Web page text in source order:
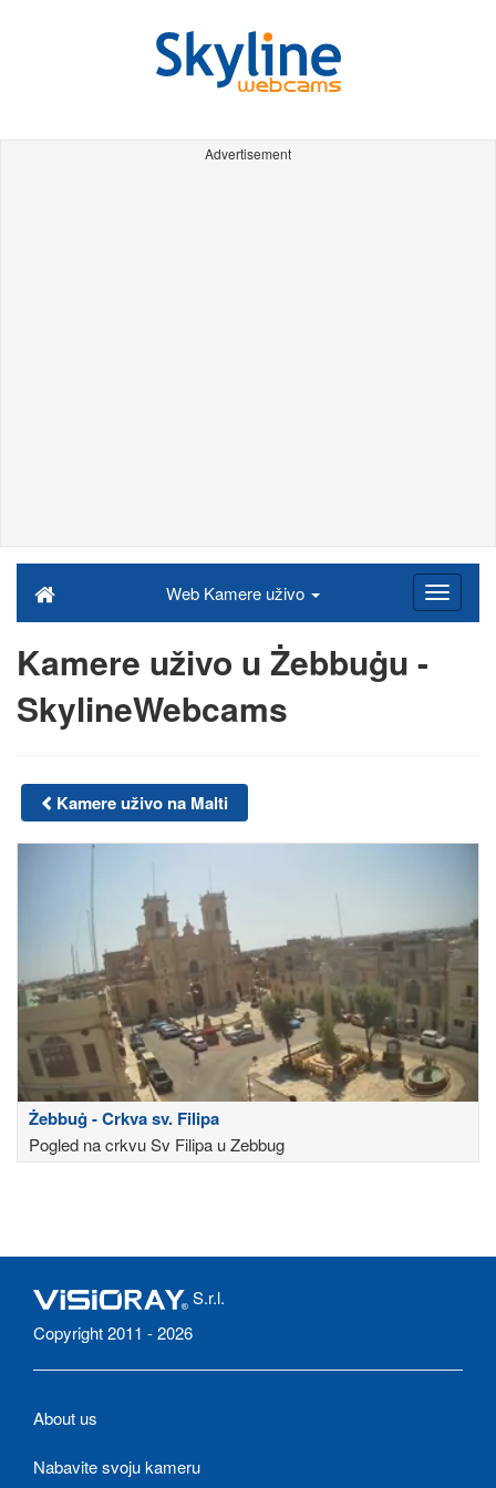
Advertisement
Web Kamere uživo
Kamere uživo u Żebbuġu -
SkylineWebcams
Kamere uživo na Malti
Żebbuġ - Crkva sv. Filipa
Pogled na crkvu Sv Filipa u Zebbug
S.r.l.
Copyright 2011 - 2026
About us
Nabavite svoju kameru